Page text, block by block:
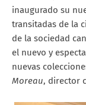
inaugurado su
transitadas de la
de la sociedad
el nuevo y
nuevas
Moreau, director